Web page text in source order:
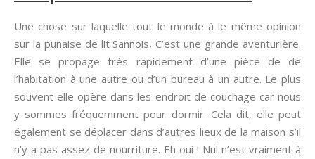
Une chose sur laquelle tout le monde à le même opinion
sur la punaise de lit Sannois, C’est une grande aventurière.
Elle se propage très rapidement d’une pièce de de
l’habitation à une autre ou d’un bureau à un autre. Le plus
souvent elle opère dans les endroit de couchage car nous
y sommes fréquemment pour dormir. Cela dit, elle peut
également se déplacer dans d’autres lieux de la maison s’il
n’y a pas assez de nourriture. Eh oui ! Nul n’est vraiment à